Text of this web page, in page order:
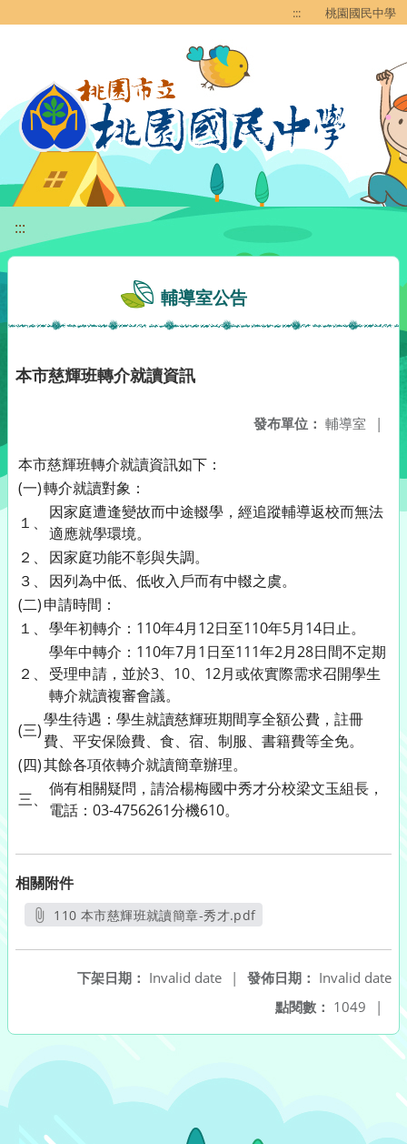
::: 桃園國民中學
:::
輔導室公告
本市慈輝班轉介就讀資訊
發布單位： 輔導室 |
本市慈輝班轉介就讀資訊如下：
(一)轉介就讀對象：
１、
因家庭遭逢變故而中途輟學，經追蹤輔導返校而無法
適應就學環境。
２、
因家庭功能不彰與失調。
３、
因列為中低、低收入戶而有中輟之虞。
(二)申請時間：
１、 學年初轉介：110年4月12日至110年5月14日止。
２、
學年中轉介：110年7月1日至111年2月28日間不定期
受理申請，並於3、10、12月或依實際需求召開學生
轉介就讀複審會議。
(三)
學生待遇：學生就讀慈輝班期間享全額公費，註冊
費、平安保險費、食、宿、制服、書籍費等全免。
(四)其餘各項依轉介就讀簡章辦理。
三、
倘有相關疑問，請洽楊梅國中秀才分校梁文玉組長，
電話：03-4756261分機610。
相關附件
110 本市慈輝班就讀簡章-秀才.pdf
發佈日期： Invalid date
下架日期： Invalid date
|
點閱數： 1049 |